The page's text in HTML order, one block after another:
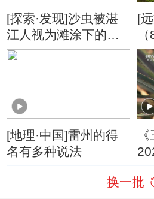
[探索·发现]沙虫被湛
江人视为滩涂下的金
子
[
美
[地理·中国]雷州的得
名有多种说法
换一批